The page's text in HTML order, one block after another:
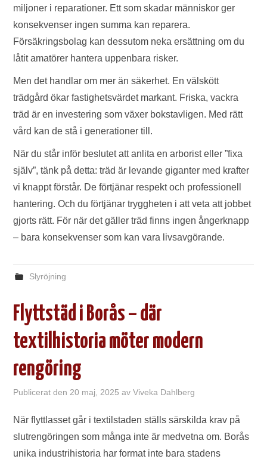
miljoner i reparationer. Ett som skadar människor ger
konsekvenser ingen summa kan reparera.
Försäkringsbolag kan dessutom neka ersättning om du
låtit amatörer hantera uppenbara risker.
Men det handlar om mer än säkerhet. En välskött
trädgård ökar fastighetsvärdet markant. Friska, vackra
träd är en investering som växer bokstavligen. Med rätt
vård kan de stå i generationer till.
När du står inför beslutet att anlita en arborist eller ”fixa
själv”, tänk på detta: träd är levande giganter med krafter
vi knappt förstår. De förtjänar respekt och professionell
hantering. Och du förtjänar tryggheten i att veta att jobbet
gjorts rätt. För när det gäller träd finns ingen ångerknapp
– bara konsekvenser som kan vara livsavgörande.
Slyröjning
Flyttstäd i Borås – där
textilhistoria möter modern
rengöring
Publicerat den 20 maj, 2025 avViveka Dahlberg
När flyttlasset går i textilstaden ställs särskilda krav på
slutrengöringen som många inte är medvetna om. Borås
unika industrihistoria har format inte bara stadens